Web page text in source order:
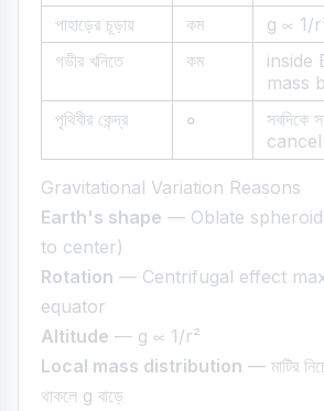
পাহাড়ের চূড়ায়
কম
g ∝ 1/
গভীর খনিতে
কম
inside
mass
পৃথিবীর কেন্দ্র
০
সবদিকে
cancel
Gravitational Variation Reasons
Earth's shape — Oblate
to center)
Rotation — Centrifugal effect
equator
Altitude — g ∝ 1/r²
Local mass distribution — মাটির
থাকলে g বাড়ে